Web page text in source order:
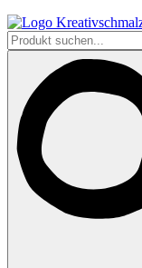
Produkt
suchen...